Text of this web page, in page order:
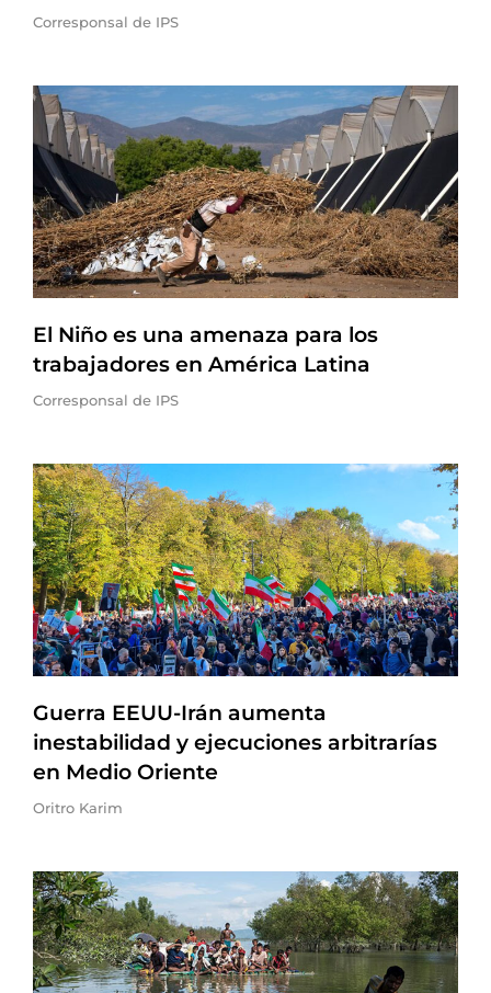
Corresponsal de IPS
El Niño es una amenaza para los
trabajadores en América Latina
Corresponsal de IPS
Guerra EEUU-Irán aumenta
inestabilidad y ejecuciones arbitrarías
en Medio Oriente
Oritro Karim